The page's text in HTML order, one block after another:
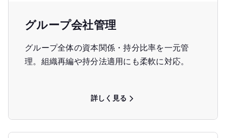
グループ会社管理
グループ全体の資本関係・持分比率を一元管
理。組織再編や持分法適用にも柔軟に対応。
詳しく見る